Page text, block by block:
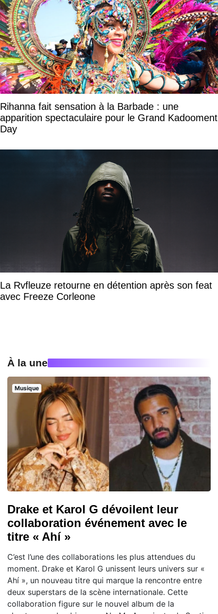
Rihanna fait sensation à la Barbade : une
apparition spectaculaire pour le Grand Kadooment
Day
La Rvfleuze retourne en détention après son feat
avec Freeze Corleone
À la une
Musique
Drake et Karol G dévoilent leur
collaboration événement avec le
titre « Ahí »
C’est l’une des collaborations les plus attendues du
moment. Drake et Karol G unissent leurs univers sur «
Ahí », un nouveau titre qui marque la rencontre entre
deux superstars de la scène internationale. Cette
collaboration figure sur le nouvel album de la